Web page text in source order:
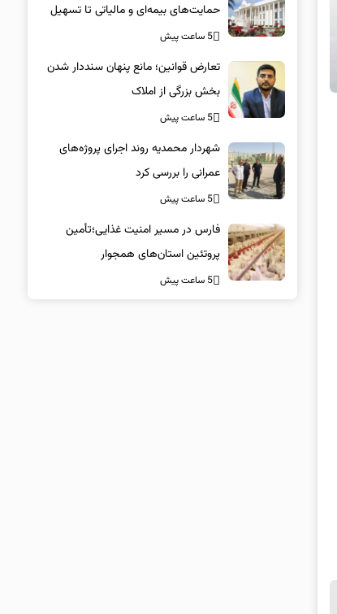
حمایت‌های بیمه‌ای و مالیاتی تا تسهیل
خروج کالا
5 ساعت پیش
تعارض قوانین؛ مانع پنهان سنددار شدن
بخش بزرگی از املاک
5 ساعت پیش
شهردار محمدیه روند اجرای پروژه‌های
عمرانی را بررسی کرد
5 ساعت پیش
فارس در مسیر امنیت غذایی؛تأمین‌
پروتئین استان‌های همجوار
5 ساعت پیش